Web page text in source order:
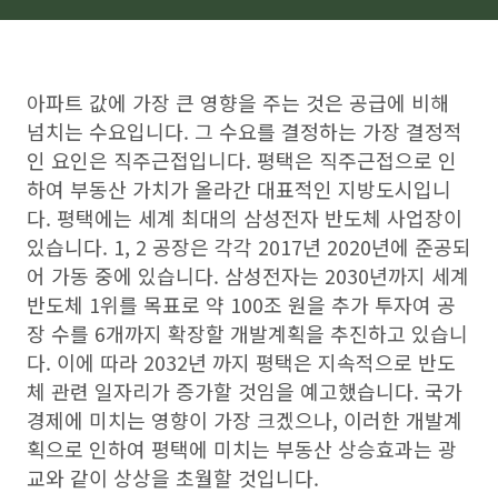
아파트 값에 가장 큰 영향을 주는 것은 공급에 비해
넘치는 수요입니다. 그 수요를 결정하는 가장 결정적
인 요인은 직주근접입니다. 평택은 직주근접으로 인
하여 부동산 가치가 올라간 대표적인 지방도시입니
다. 평택에는 세계 최대의 삼성전자 반도체 사업장이
있습니다. 1, 2 공장은 각각 2017년 2020년에 준공되
어 가동 중에 있습니다. 삼성전자는 2030년까지 세계
반도체 1위를 목표로 약 100조 원을 추가 투자여 공
장 수를 6개까지 확장할 개발계획을 추진하고 있습니
다. 이에 따라 2032년 까지 평택은 지속적으로 반도
체 관련 일자리가 증가할 것임을 예고했습니다. 국가
경제에 미치는 영향이 가장 크겠으나, 이러한 개발계
획으로 인하여 평택에 미치는 부동산 상승효과는 광
교와 같이 상상을 초월할 것입니다.